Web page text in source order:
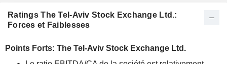
Ratings The Tel-Aviv Stock Exchange Ltd.:
Forces et Faiblesses
Points Forts: The Tel-Aviv Stock Exchange Ltd.